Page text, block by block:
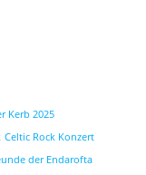
Kerb 2025
Celtic Rock Konzert
der Endarofta